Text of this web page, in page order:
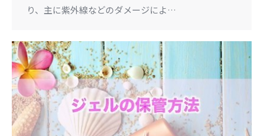
り、主に紫外線などのダメージによ…